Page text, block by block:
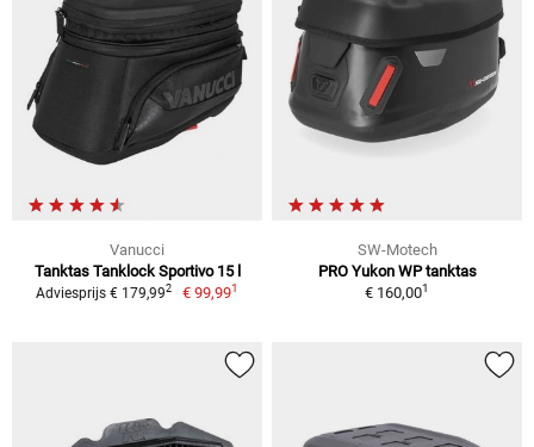
Vanucci
Tanktas Tanklock Sportivo 15 l
Adviesprijs € 179,992 € 99,991
SW-Motech
PRO Yukon WP tanktas
€ 160,001